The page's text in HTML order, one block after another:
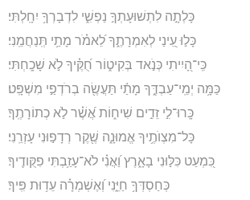
כָּלְתָ֣ה לִתְשׁוּעָתְךָ֣ נַפְשִׁ֑י לִדְבָרְךָ֥ יִחָֽלְתִּי׃
כָּל֣וּ עֵ֭ינַי לְאִמְרָתֶ֑ךָ לֵ֝אמֹ֗ר מָתַ֥י תְּֽנַחֲמֵֽנִי׃
כִּֽי־הָ֭יִיתִי כְּנֹ֣אד בְּקִיט֑וֹר חֻ֝קֶּ֗יךָ לֹ֣א שָׁכָֽחְתִּי׃
כַּמָּ֥ה יְמֵֽי־עַבְדֶּ֑ךָ מָתַ֬י תַּעֲשֶׂ֖ה בְרֹדְפַ֣י מִשְׁפָּֽט׃
כָּֽרוּ־לִ֣י זֵדִ֣ים שִׁיח֑וֹת אֲ֝שֶׁ֗ר לֹ֣א כְתוֹרָתֶֽךָ׃
כָּל־מִצְוֺתֶ֥יךָ אֱמוּנָ֑ה שֶׁ֖קֶר רְדָפ֣וּנִי עָזְרֵֽנִי׃
כִּ֭מְעַט כִּלּ֣וּנִי בָאָ֑רֶץ וַ֝אֲנִ֗י לֹא־עָזַ֥בְתִּי פִקֻּודֶֽיךָ׃
כְּחַסְדְּךָ֥ חַיֵּ֑נִי וְ֝אֶשְׁמְרָ֗ה עֵד֥וּת פִּֽיךָ׃